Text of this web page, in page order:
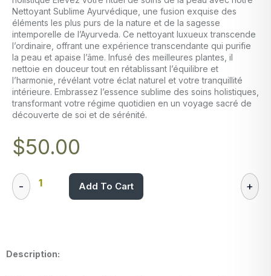
Nettoyant Sublime Ayurvédique, une fusion exquise des
éléments les plus purs de la nature et de la sagesse
intemporelle de l’Ayurveda. Ce nettoyant luxueux transcende
l’ordinaire, offrant une expérience transcendante qui purifie
la peau et apaise l’âme. Infusé des meilleures plantes, il
nettoie en douceur tout en rétablissant l’équilibre et
l’harmonie, révélant votre éclat naturel et votre tranquillité
intérieure. Embrassez l’essence sublime des soins holistiques,
transformant votre régime quotidien en un voyage sacré de
découverte de soi et de sérénité.
$50.00
Add To Cart
Description: